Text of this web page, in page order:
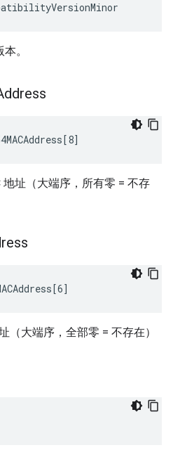
。
地址（大端序，所有零 = 不存
（大端序，全部零 = 不存在）